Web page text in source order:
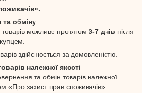
та обміну
можливе протягом 3-7 днів після
здійснюється за домовленістю.
належної якості
та обмін товарів належної
«Про захист прав споживачів».